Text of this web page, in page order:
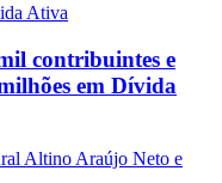
contribuintes e
em Dívida